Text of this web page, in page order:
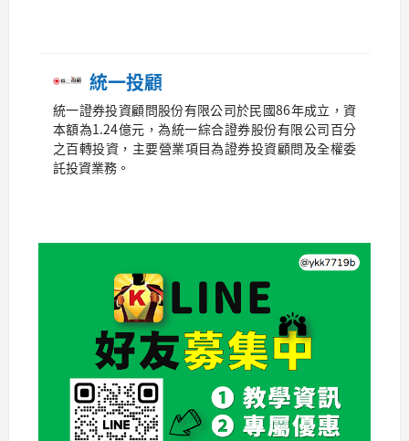
統一投顧
統一證券投資顧問股份有限公司於民國86年成立，資
本額為1.24億元，為統一綜合證券股份有限公司百分
之百轉投資，主要營業項目為證券投資顧問及全權委
託投資業務。